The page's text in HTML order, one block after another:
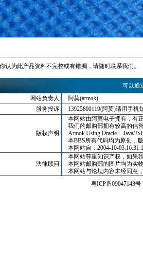
认为此产品资料不完整或有错漏，请随时联系我们。
可以通
网站负责人:
阿莫(armok)
服务投诉:
13925800119(阿莫)请用手机
版权声明:
本网站由阿莫电子拥有，有
我们的邮购部拥有较高的信
Armok Using Oracle + Java/
本BBS所有代码均为原创，
本网站自：2004-10-
法律顾问:
本网站尊重知识产权，如果
本网站邮购部的图片均为实
本网站与论坛内容未经同意
粤ICP备09047143